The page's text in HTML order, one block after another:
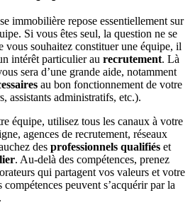
immobilière repose essentiellement sur
Si vous êtes seul, la question ne se
vous souhaitez constituer une équipe, il
intérêt particulier au recrutement. Là
sera d’une grande aide, notamment
au bon fonctionnement de votre
assistants administratifs, etc.).
équipe, utilisez tous les canaux à votre
agences de recrutement, réseaux
des professionnels qualifiés et
. Au-delà des compétences, prenez
qui partagent vos valeurs et votre
peuvent s’acquérir par la